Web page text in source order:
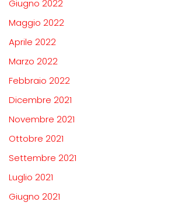
Giugno 2022
Maggio 2022
Aprile 2022
Marzo 2022
Febbraio 2022
Dicembre 2021
Novembre 2021
Ottobre 2021
Settembre 2021
Luglio 2021
Giugno 2021